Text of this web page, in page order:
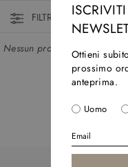
ACCESSORIES
Ottieni
prossimo
anteprima.
Uomo
FILTRI ATTIVI
Nessun prodotto trovato in